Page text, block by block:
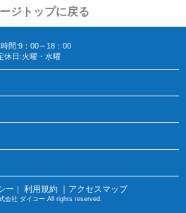
ジトップに戻る
間:9：00～18：00
休日:火曜・水曜
ー 利用規約 ｜アクセスマップ
会社 ダイコー All rights reserved.